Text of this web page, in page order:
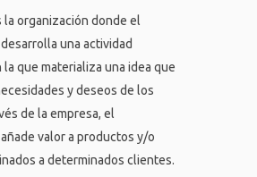
la organización donde el
una actividad
la que materializa una idea que
y deseos de los
de la empresa, el
valor a productos y/o
a determinados clientes.